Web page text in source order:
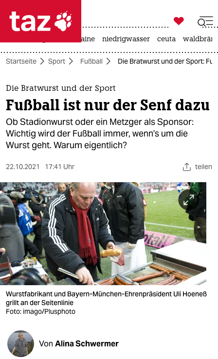
 taz zahl ich
taz zahl ich
themen
politik
öko
gesellschaft
sport
berlin
nord
wahrheit
verlag
verlag
shop

taz zahl ich
krieg in der ukraine niedrigwasser ceuta
Startseite Sport Fußball Die Bratwurst und der Sport:
Die Bratwurst und der Sport
Fußball ist nur der Senf dazu
Ob Stadionwurst oder ein Metzger als Sponsor:
Wichtig wird der Fußball immer, wenn's um die
Wurst geht. Warum eigentlich?
22.10.2021 17:41 Uhr teilen
Wurstfabrikant und Bayern-München-Ehrenpräsident Uli Hoeneß
grillt an der Seitenlinie
Foto: imago/Plusphoto
Von Alina Schwermer